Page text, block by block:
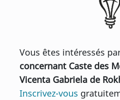
Vous êtes intéressés
concernant Caste des
Vicenta Gabriela de
Inscrivez-vous